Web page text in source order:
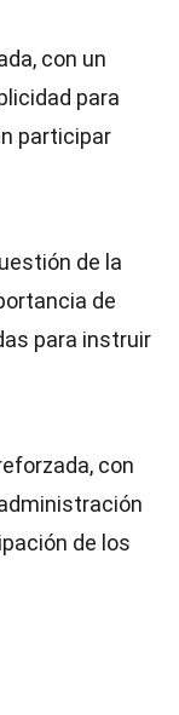
con un
para
participar
de la
de
para instruir
con
de los